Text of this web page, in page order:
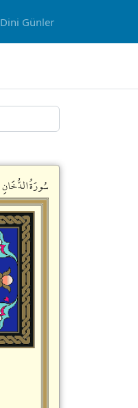
Dini Günler
سُورَةُالدُّخَانِ